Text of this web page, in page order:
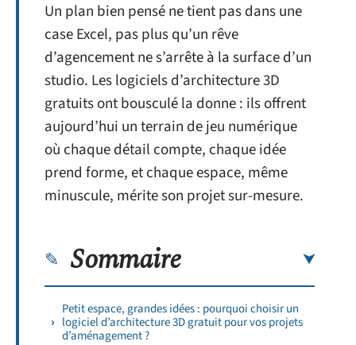
Un plan bien pensé ne tient pas dans une
case Excel, pas plus qu’un rêve
d’agencement ne s’arrête à la surface d’un
studio. Les logiciels d’architecture 3D
gratuits ont bousculé la donne : ils offrent
aujourd’hui un terrain de jeu numérique
où chaque détail compte, chaque idée
prend forme, et chaque espace, même
minuscule, mérite son projet sur-mesure.
Sommaire
Petit espace, grandes idées : pourquoi choisir un
logiciel d’architecture 3D gratuit pour vos projets
d’aménagement ?